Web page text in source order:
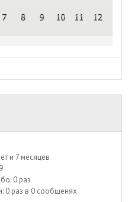
и 7 месяцев
0 раз
0 раз в 0 сообщенях